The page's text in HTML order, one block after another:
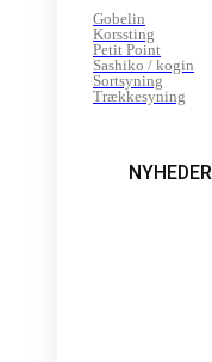
Gobelin
Korssting
Petit Point
Sashiko / kogin
Sortsyning
Trækkesyning
NYHEDER